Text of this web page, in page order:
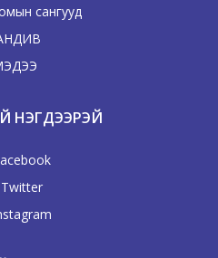
сангууд
НЭГДЭЭРЭЙ
Twitter